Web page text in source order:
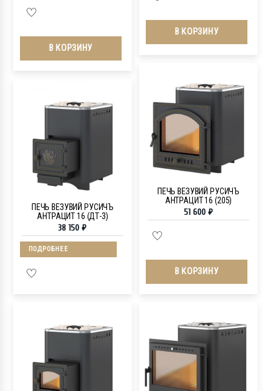
В КОРЗИНУ
В КОРЗИНУ
ПЕЧЬ ВЕЗУВИЙ РУСИЧЪ
АНТРАЦИТ 16 (205)
51 600 ₽
В КОРЗИНУ
ПЕЧЬ ВЕЗУВИЙ РУСИЧЪ
АНТРАЦИТ 16 (ДТ-3)
38 150₽
ПОДРОБНЕЕ